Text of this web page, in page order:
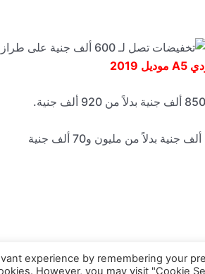
A5 موديل 2019
experience by remembering your
However, you may visit "Cookie